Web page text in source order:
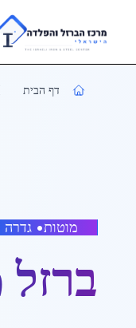
Skip to main content
דף הבית
מוטות• גדרה